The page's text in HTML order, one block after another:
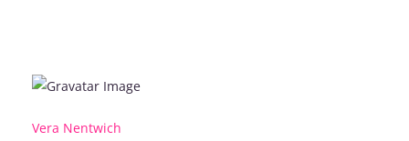
Vera Nentwich